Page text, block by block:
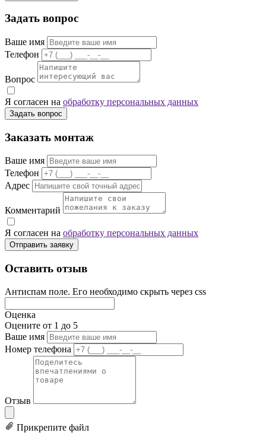
Задать вопрос
Ваше имя
Телефон
Вопрос
Я согласен на обработку персональных данных
Задать вопрос
Заказать монтаж
Ваше имя
Телефон
Адрес
Комментарий
Я согласен на обработку персональных данных
Отправить заявку
Оставить отзыв
Антиспам поле. Его необходимо скрыть через css
Оценка
Оцените от 1 до 5
Ваше имя
Номер телефона
Отзыв
Прикрепите файл